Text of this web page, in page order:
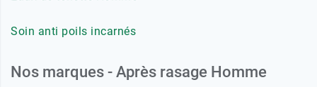
Soin anti poils incarnés
Nos marques - Après rasage Homme